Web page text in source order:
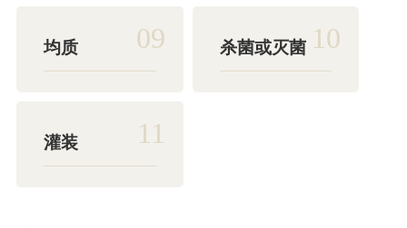
均质 09 杀菌或灭菌 10
灌装 11